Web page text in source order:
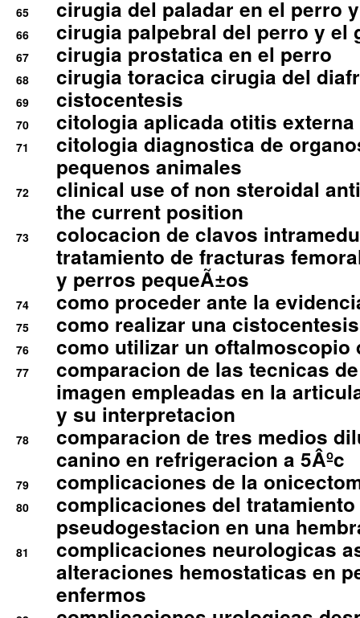
65 cirugia del paladar en el perro
66 cirugia palpebral del perro y el
67 cirugia prostatica en el perro
68 cirugia toracica cirugia del
69 cistocentesis
70 citologia aplicada otitis externa
71
citologia diagnostica de
pequenos animales
72
clinical use of non steroidal
the current position
73
colocacion de clavos
tratamiento de fracturas
y perros pequeÃ±os
74 como proceder ante la
75 como realizar una
76 como utilizar un oftalmoscopio
77
comparacion de las tecnicas
imagen empleadas en la
y su interpretacion
78
comparacion de tres medios
canino en refrigeracion a 5Âºc
79 complicaciones de la
80
complicaciones del
pseudogestacion en una
81
complicaciones neurologicas
alteraciones hemostaticas en
enfermos